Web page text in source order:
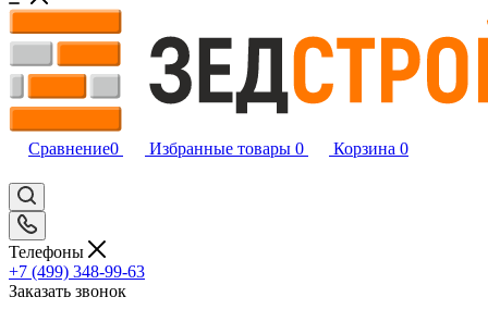
Сравнение0 Избранные товары 0 Корзина 0
Телефоны
+7 (499) 348-99-63
Заказать звонок